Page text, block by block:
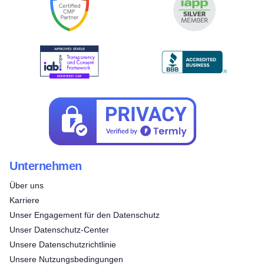
Unternehmen
Über uns
Karriere
Unser Engagement für den Datenschutz
Unser Datenschutz-Center
Unsere Datenschutzrichtlinie
Unsere Nutzungsbedingungen